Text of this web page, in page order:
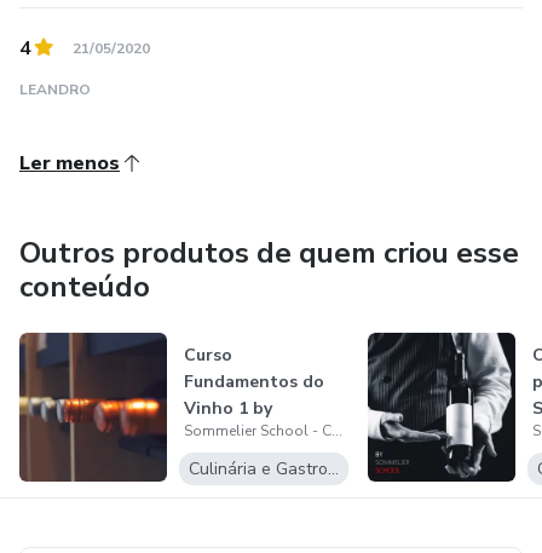
4 21/05/2020
LEANDRO
Ler menos
Outros produtos de quem criou esse
conteúdo
Curso
Fundamentos do
Vinho 1 by
Sommelier SchoolSommelier School - Centro de Formação Profissional de Sommelier
Culinária e Gastronomia